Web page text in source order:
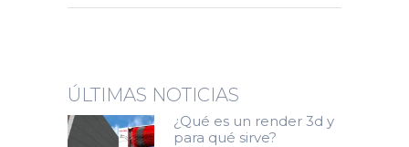
ÚLTIMAS NOTICIAS
¿Qué es un render 3d y
para qué sirve?